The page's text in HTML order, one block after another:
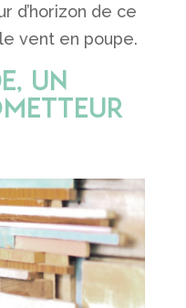
d’horizon de ce
vent en poupe.
un